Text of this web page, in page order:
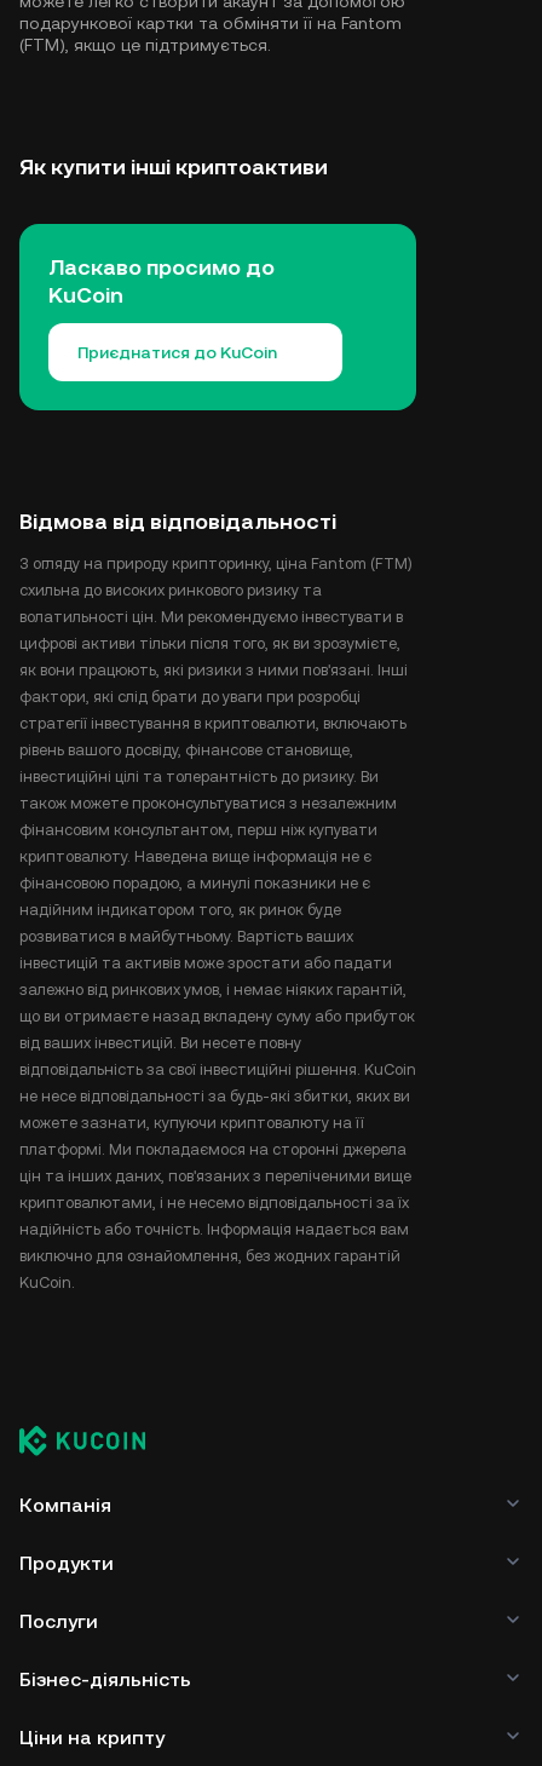
подарункової картки та обміняти її на Fantom
(FTM), якщо це підтримується.
Як купити інші криптоактиви
Ласкаво просимо до
KuCoin
Приєднатися до KuCoin
Відмова від відповідальності
З огляду на природу крипторинку, ціна Fantom (FTM)
схильна до високих ринкового ризику та
волатильності цін. Ми рекомендуємо інвестувати в
цифрові активи тільки після того, як ви зрозумієте,
як вони працюють, які ризики з ними пов'язані. Інші
фактори, які слід брати до уваги при розробці
стратегії інвестування в криптовалюти, включають
рівень вашого досвіду, фінансове становище,
інвестиційні цілі та толерантність до ризику. Ви
також можете проконсультуватися з незалежним
фінансовим консультантом, перш ніж купувати
криптовалюту. Наведена вище інформація не є
фінансовою порадою, а минулі показники не є
надійним індикатором того, як ринок буде
розвиватися в майбутньому. Вартість ваших
інвестицій та активів може зростати або падати
залежно від ринкових умов, і немає ніяких гарантій,
що ви отримаєте назад вкладену суму або прибуток
від ваших інвестицій. Ви несете повну
відповідальність за свої інвестиційні рішення. KuCoin
не несе відповідальності за будь-які збитки, яких ви
можете зазнати, купуючи криптовалюту на її
платформі. Ми покладаємося на сторонні джерела
цін та інших даних, пов'язаних з переліченими вище
криптовалютами, і не несемо відповідальності за їх
надійність або точність. Інформація надається вам
виключно для ознайомлення, без жодних гарантій
KuCoin.
Компанія
Продукти
Послуги
Бізнес-діяльність
Ціни на крипту